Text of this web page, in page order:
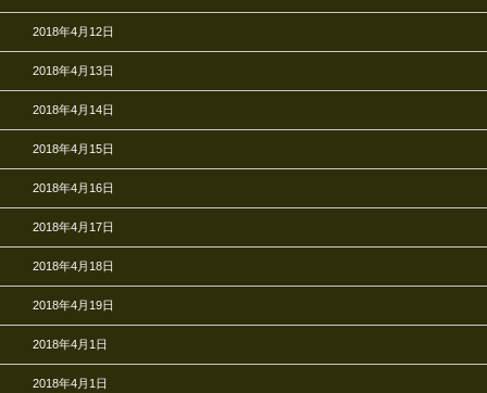
2018年4月12日
2018年4月13日
2018年4月14日
2018年4月15日
2018年4月16日
2018年4月17日
2018年4月18日
2018年4月19日
2018年4月1日
2018年4月1日